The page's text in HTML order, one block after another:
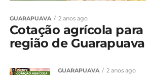
GUARAPUAVA 2 anos ago
Cotação agrícola para
região de
GUARAPUAVA 2 anos ago